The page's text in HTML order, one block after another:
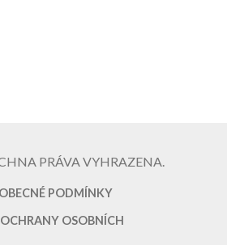
PRÁVA VYHRAZENA.
OBECNÉ PODMÍNKY
OSOBNÍCH